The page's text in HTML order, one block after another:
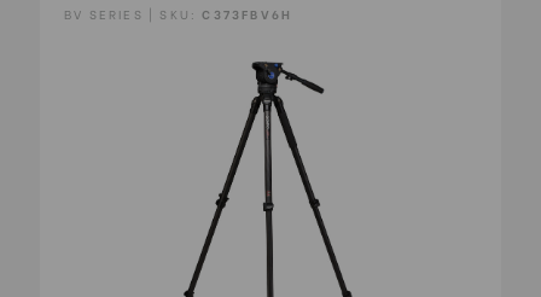
BV SERIES | SKU:C373FBV6H